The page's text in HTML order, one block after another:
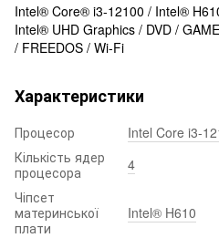
Intel® Core® i3-12100 / Intel®
Intel® UHD Graphics / DVD /
/ FREEDOS / Wi-Fi
Характеристики
Процесор
Intel Core i3-
Кількість ядер
процесора
4
Чіпсет
материнської
плати
Intel® H610